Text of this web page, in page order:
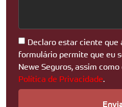
Declaro estar ciente que
formulário permite que eu
Newe Seguros, assim
Política de Privacidade.